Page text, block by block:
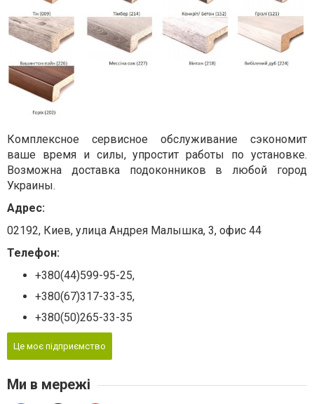
Комплексное сервисное обслуживание сэкономит
ваше время и силы, упростит работы по установке.
Возможна доставка подоконников в любой город
Украины.
Адрес:
02192, Киев, улица Андрея Малышка, 3, офис 44
Телефон:
+380(44)599-95-25,
+380(67)317-33-35,
+380(50)265-33-35
Це моє підприємство
Ми в мережі